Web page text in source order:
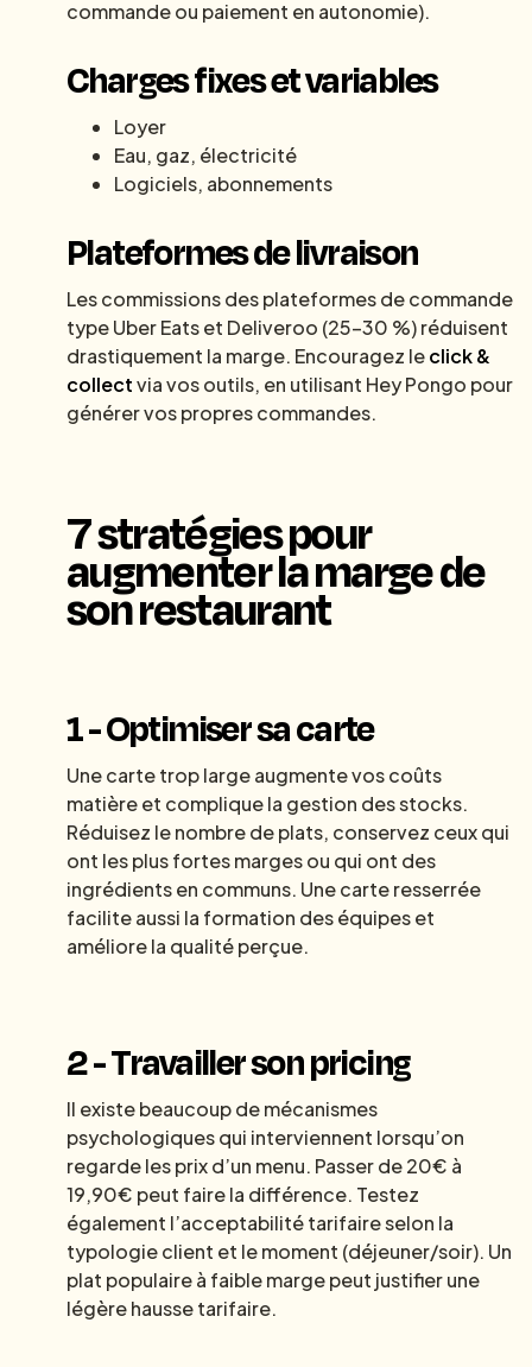
commande ou paiement en autonomie).
Charges fixes et variables
Loyer
Eau, gaz, électricité
Logiciels, abonnements
Plateformes de livraison
Les commissions des plateformes de commande
type Uber Eats et Deliveroo (25-30 %) réduisent
drastiquement la marge. Encouragez leclick &
collectvia vos outils, en utilisant Hey Pongo pour
générer vos propres commandes.
7 stratégies pour
augmenter la marge de
son restaurant
1 - Optimiser sa carte
Une carte trop large augmente vos coûts
matière et complique la gestion des stocks.
Réduisez le nombre de plats, conservez ceux qui
ont les plus fortes marges ou qui ont des
ingrédients en communs. Une carte resserrée
facilite aussi la formation des équipes et
améliore la qualité perçue.
2 - Travailler son pricing
Il existe beaucoup de mécanismes
psychologiques qui interviennent lorsqu’on
regarde les prix d’un menu. Passer de 20€ à
19,90€ peut faire la différence. Testez
également l’acceptabilité tarifaire selon la
typologie client et le moment (déjeuner/soir). Un
plat populaire à faible marge peut justifier une
légère hausse tarifaire.